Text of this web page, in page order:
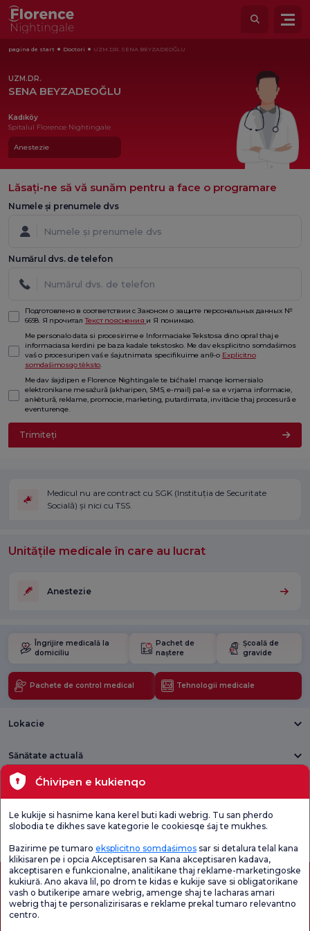
pagina de start Doctori UZM.DR. SENA BEYZADEOĞLU
UZM.DR.
SENA BEYZADEOĞLU
Kadıköy
Spitalul Florence Nightingale
Anestezie
Lăsați-ne să vă sunăm pentru a face o programare
Numele și prenumele dvs
Numărul dvs. de telefon
Подготовлено в соответствии с Законом о защите персональных данных №
6698. Я прочиталТекст пояснения и Я понимаю.
Me personalo data si procesirime e Informaciake Tekstosa dino opral thaj e
informaciasa kerdini pe baza kadale tekstosko. Me dav eksplicitno somdaśimos
vaś o procesuripen vaś e śajutnimata specifikuime anθ-o Explicitno
somdaśimosqo tèksto.
Me dav śajdipen e Florence Nightingale te bićhalel manqe komersialo
elektronikane mesaźură (akharipen, SMS, e-mail) pal-e sa e vrjama informacie,
ankètură, reklame, promocie, marketing, putardimata, invitàcie thaj procesură e
eventurenqe.
Trimiteți
Medicul nu are contract cu SGK (Instituția de Securitate
Socială) și nici cu TSS.
Unitățile medicale în care au lucrat
Anestezie
Îngrijire medicală la
domiciliu
Pachet de
naștere
Școală de
gravide
Pachete de control medical Tehnologii medicale
Lokacie
Sănătate actuală
Unități medicale
Sondaj general
Verificați
Chestionarul de
Sondaj de
Ćhivipen e kukienqo
Le kukije si hasnime kana kerel buti kadi webrig. Tu san pherdo
slobodia te dikhes save kategorie le cookiesqe śaj te mukhes.
Bazirime pe tumaro eksplicitno somdaśimos sar si detalura telal kana
klikisaren pe i opcia Akceptisaren sa Kana akceptisaren kadava,
akceptisaren e funkcionalne, analitikane thaj reklame-marketingoske
kukiură. Ano akava lil, po drom te kidas e kukije save si obligatorikane
vash o butikeripe amare webrig, amenge shaj te lacharas amari
webrig thaj te personalizirisaras e reklame prekal tumaro relevantno
centro.